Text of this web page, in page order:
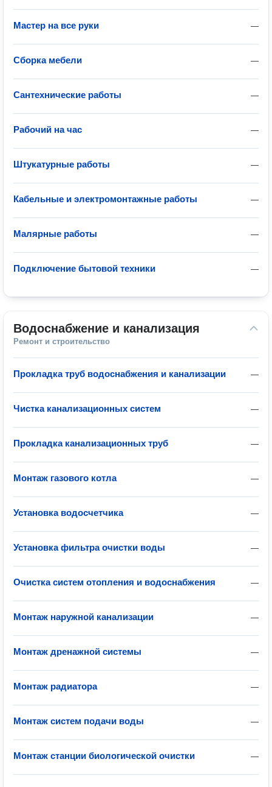
—
Мастер на все руки
—
Сборка мебели
—
Сантехнические работы
—
Рабочий на час
—
Штукатурные работы
—
Кабельные и электромонтажные работы
—
Малярные работы
—
Подключение бытовой техники
Водоснабжение и канализация
Ремонт и строительство
—
Прокладка труб водоснабжения и канализации
—
Чистка канализационных систем
—
Прокладка канализационных труб
—
Монтаж газового котла
—
Установка водосчетчика
—
Установка фильтра очистки воды
—
Очистка систем отопления и водоснабжения
—
Монтаж наружной канализации
—
Монтаж дренажной системы
—
Монтаж радиатора
—
Монтаж систем подачи воды
—
Монтаж станции биологической очистки